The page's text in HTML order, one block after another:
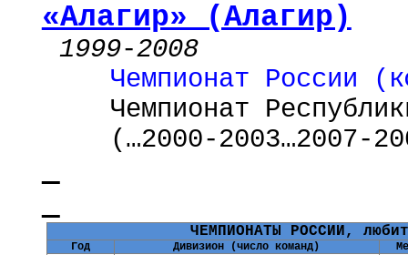
«Алагир» (Алагир)
1999-2008
Чемпионат России
Чемпионат
(…2000-2003…2007-
ЧЕМПИОНАТЫ РОССИИ,
Год Дивизион (число команд)